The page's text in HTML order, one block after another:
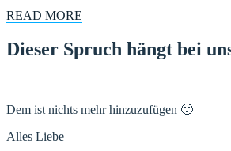
READ MORE
Dieser Spruch hängt bei
Dem ist nichts mehr hinzuzufügen 🙂
Alles Liebe